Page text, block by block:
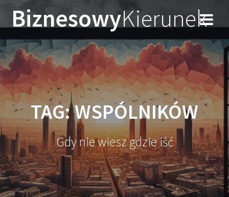
Przejdź
do
treści
BiznesowyKierunek
TAG:WSPÓLNIKÓW
Gdy nie wiesz gdzie iść